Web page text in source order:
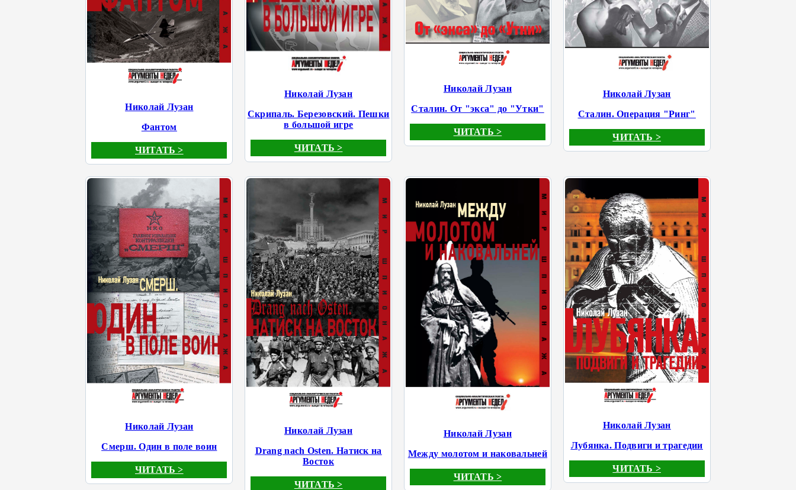
Николай Лузан
Фантом
ЧИТАТЬ >
Николай Лузан
Скрипаль. Березовский. Пешки
в большой игре
ЧИТАТЬ >
Николай Лузан
Сталин. От "экса" до "Утки"
ЧИТАТЬ >
Николай Лузан
Сталин. Операция "Ринг"
ЧИТАТЬ >
Николай Лузан
Смерш. Один в поле воин
ЧИТАТЬ >
Николай Лузан
Drang nach Osten. Натиск на
Восток
ЧИТАТЬ >
Николай Лузан
Между молотом и наковальней
ЧИТАТЬ >
Николай Лузан
Лубянка. Подвиги и трагедии
ЧИТАТЬ >